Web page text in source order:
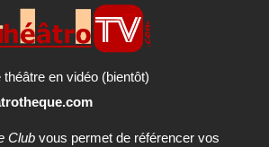
théâtre en vidéo (bientôt)
Club vous permet de référencer vos